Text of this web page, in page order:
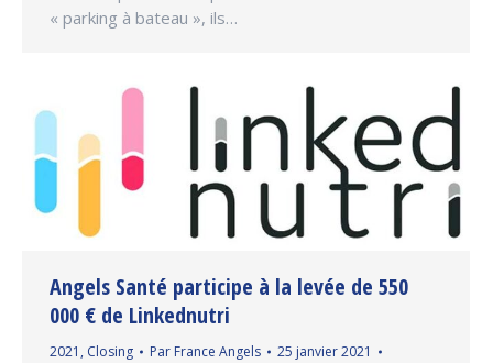
« parking à bateau », ils…
Angels Santé participe à la levée de 550
000 € de Linkednutri
2021 , Closing Par France Angels
25 janvier 2021